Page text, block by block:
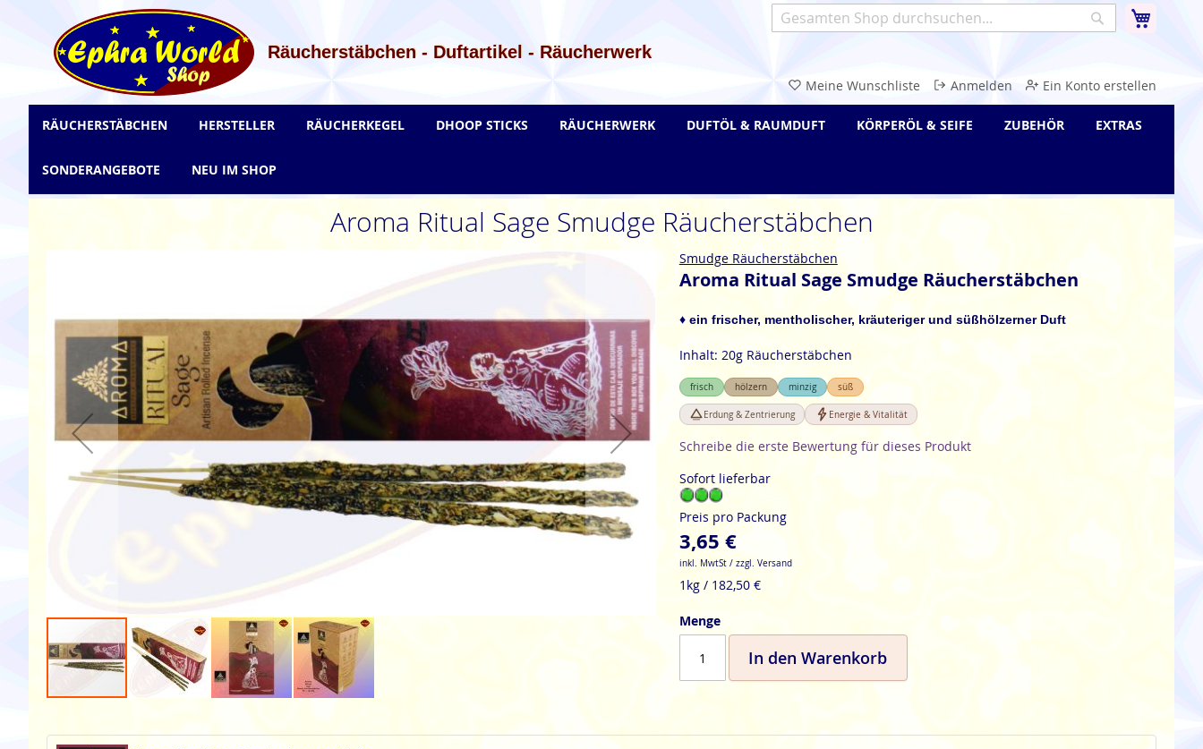
Suche
Räucherstäbchen - Duftartikel - Räucherwerk
Meine Wunschliste Anmelden Ein Konto erstellen
Inhalt
springen
Aroma Ritual Sage Smudge Räucherstäbchen
der
Smudge Räucherstäbchen
Aroma Ritual Sage Smudge Räucherstäbchen
♦ ein frischer, mentholischer, kräuteriger und süßhölzerner Duft
Inhalt: 20g Räucherstäbchen
frisch hölzern minzig süß
Erdung & Zentrierung Energie & Vitalität
Schreibe die erste Bewertung für dieses Produkt
Sofort lieferbar
Preis pro Packung
3,65 €
inkl. MwtSt / zzgl. Versand
1kg / 182,50 €
Menge
In den Warenkorb
RÄUCHERSTÄBCHEN HERSTELLER RÄUCHERKEGEL DHOOP STICKS RÄUCHERWERK DUFTÖL & RAUMDUFT KÖRPERÖL & SEIFE ZUBEHÖR EXTRAS
SONDERANGEBOTE NEU IM SHOP